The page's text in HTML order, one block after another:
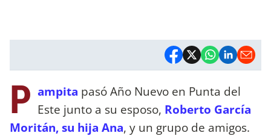
P ampita pasó Año Nuevo en Punta del
Este junto a su esposo, Roberto García
Moritán, su hija Ana, y un grupo de amigos.